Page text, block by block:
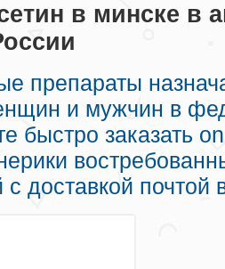
в минске в
препараты
и мужчин в
быстро заказать
с доставкой почтой